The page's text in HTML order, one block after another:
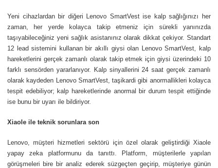
Yeni cihazlardan bir diğeri Lenovo SmartVest ise kalp sağlığınızı her
zaman, her yerde kolayca takip etmeniz için sürekli yanınızda
taşıyabileceğiniz yeni sağlık asistanınız olarak dikkat çekiyor. Standart
12 lead sistemini kullanan bir akıllı giysi olan Lenovo SmartVest, kalp
hareketlerini gerçek zamanlı olarak takip etmek için giysi üzerindeki 10
farklı sensörden yararlanıyor. Kalp sinyallerini 24 saat gerçek zamanlı
olarak kaydeden Lenovo SmartVest, taşikardi gibi anormallikleri kolayca
tespit edebiliyor; kalp hareketlerinde anormal bir durum tespit ettiğinde
ise bunu bir uyarı ile bildiriyor.
Xiaole ile teknik sorunlara son
Lenovo, müşteri hizmetleri sektörü için özel olarak geliştirdiği Xiaole
yapay zeka platformunu da tanıttı. Platform, müşterilerle yapılan
görüşmeleri bire bir analiz ederek süzgeçten geçirip, müşteriye günün